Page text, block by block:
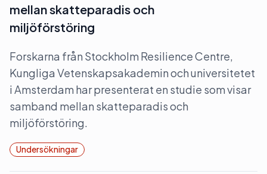
mellan skatteparadis och
miljöförstöring
Forskarna från Stockholm Resilience Centre,
Kungliga Vetenskapsakademin och universitetet
i Amsterdam har presenterat en studie som visar
samband mellan skatteparadis och
miljöförstöring.
Undersökningar